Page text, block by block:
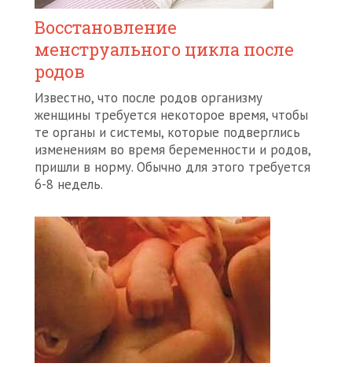
Восстановление
менструального цикла после
родов
Известно, что после родов организму
женщины требуется некоторое время, чтобы
те органы и системы, которые подверглись
изменениям во время беременности и родов,
пришли в норму. Обычно для этого требуется
6-8 недель.